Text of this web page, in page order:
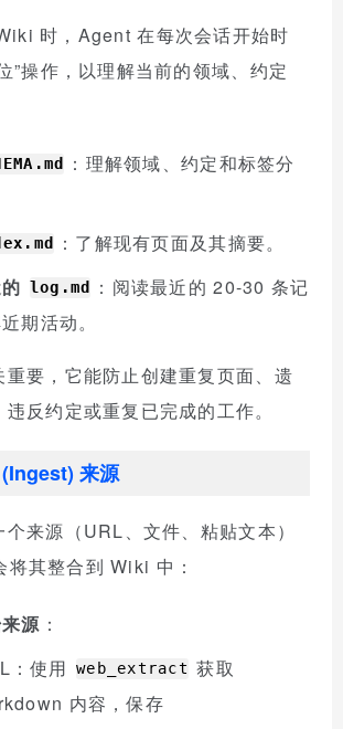
时，Agent 在每次会话开始时
”操作，以理解当前的领域、约定
：理解领域、约定和标签分
：了解现有页面及其摘要。
log.md
：阅读最近的 20-30 条记
期活动。
重要，它能防止创建重复页面、遗
反约定或重复已完成的工作。
来源
来源（URL、文件、粘贴文本）
其整合到 Wiki 中：
源 ：
：使用
web_extract 获取
内容，保存